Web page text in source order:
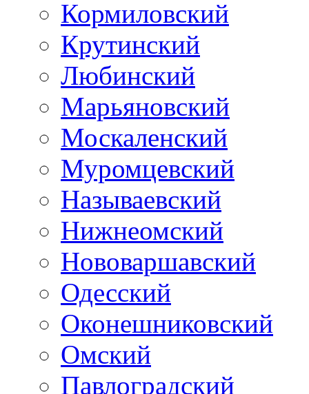
Кормиловский
Крутинский
Любинский
Марьяновский
Москаленский
Муромцевский
Называевский
Нижнеомский
Нововаршавский
Одесский
Оконешниковский
Омский
Павлоградский